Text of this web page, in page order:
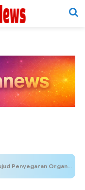
Organisasi, Polda Papua Gelar Pisah Sambut Pejabat Utama